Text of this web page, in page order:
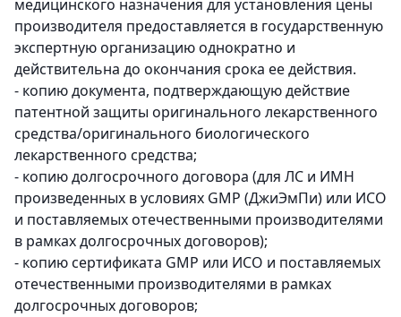
медицинского назначения для установления цены
производителя предоставляется в государственную
экспертную организацию однократно и
действительна до окончания срока ее действия.
- копию документа, подтверждающую действие
патентной защиты оригинального лекарственного
средства/оригинального биологического
лекарственного средства;
- копию долгосрочного договора (для ЛС и ИМН
произведенных в условиях GMP (ДжиЭмПи) или ИСО
и поставляемых отечественными производителями
в рамках долгосрочных договоров);
- копию сертификата GMP или ИСО и поставляемых
отечественными производителями в рамках
долгосрочных договоров;